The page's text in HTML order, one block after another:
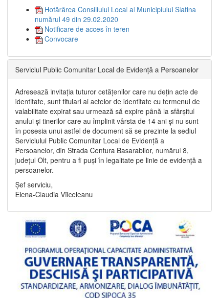
Hotărârea Consiliului Local al Municipiului Slatina
numărul 49 din 29.02.2020
Notificare de acces în teren
Convocare
Serviciul Public Comunitar Local de Evidență a Persoanelor
Adresează invitația tuturor cetățenilor care nu dețin acte de
identitate, sunt titulari ai actelor de identitate cu termenul de
valabilitate expirat sau urmează să expire până la sfârșitul
anului și tinerilor care au împlinit vârsta de 14 ani și nu sunt
în posesia unui astfel de document să se prezinte la sediul
Serviciului Public Comunitar Local de Evidență a
Persoanelor, din Strada Centura Basarabilor, numărul 8,
județul Olt, pentru a fi puși în legalitate pe linie de evidență a
persoanelor.
Șef serviciu,
Elena-Claudia Vîlceleanu